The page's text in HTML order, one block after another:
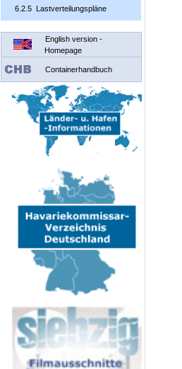
6.2.5 Lastverteilungspläne
English version -
Homepage
Containerhandbuch